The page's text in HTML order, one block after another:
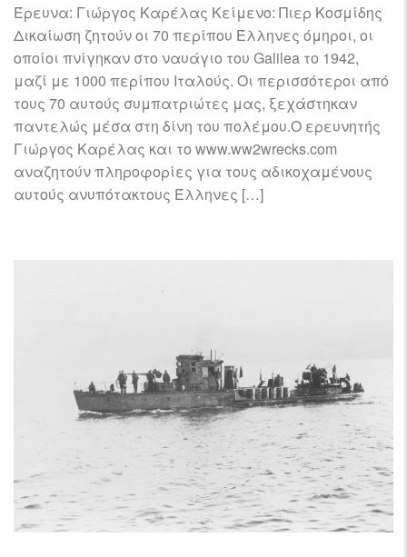
Έρευνα: Γιώργος Καρέλας Κείμενο: Πιερ Κοσμίδης
Δικαίωση ζητούν οι 70 περίπου Έλληνες όμηροι, οι
οποίοι πνίγηκαν στο ναυάγιο του Galilea το 1942,
μαζί με 1000 περίπου Ιταλούς. Οι περισσότεροι από
τους 70 αυτούς συμπατριώτες μας, ξεχάστηκαν
παντελώς μέσα στη δίνη του πολέμου.Ο ερευνητής
Γιώργος Καρέλας και το www.ww2wrecks.com
αναζητούν πληροφορίες για τους αδικοχαμένους
αυτούς ανυπότακτους Έλληνες […]